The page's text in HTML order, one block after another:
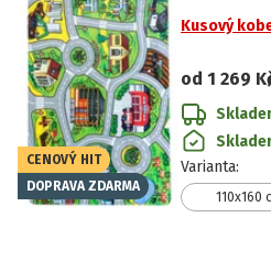
CENOVÝ HIT
DOPRAVA ZDARMA
Kusový
od 1 269
Varianta:
110x160